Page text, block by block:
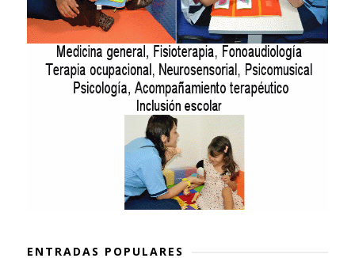
ENTRADAS POPULARES